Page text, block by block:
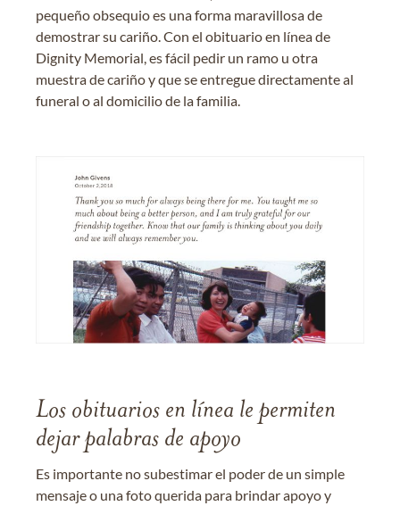
pequeño obsequio es una forma maravillosa de
demostrar su cariño. Con el obituario en línea de
Dignity Memorial, es fácil pedir un ramo u otra
muestra de cariño y que se entregue directamente al
funeral o al domicilio de la familia.
Los obituarios en línea le permiten
dejar palabras de apoyo
Es importante no subestimar el poder de un simple
mensaje o una foto querida para brindar apoyo y